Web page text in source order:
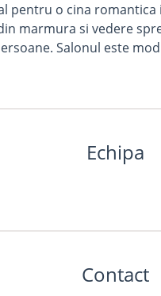
pentru o cina romantica
marmura si vedere
Salonul este
Echipa
Contact